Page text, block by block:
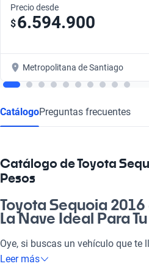
Precio desde
$6.594.900
Metropolitana de Santiago
CatálogoPreguntas frecuentes
Catálogo de Toyota
Pesos
Toyota Sequoia
La Nave Ideal Para
Oye, si buscas un vehículo que te
disfrutar un panorama en familia,
Leer más